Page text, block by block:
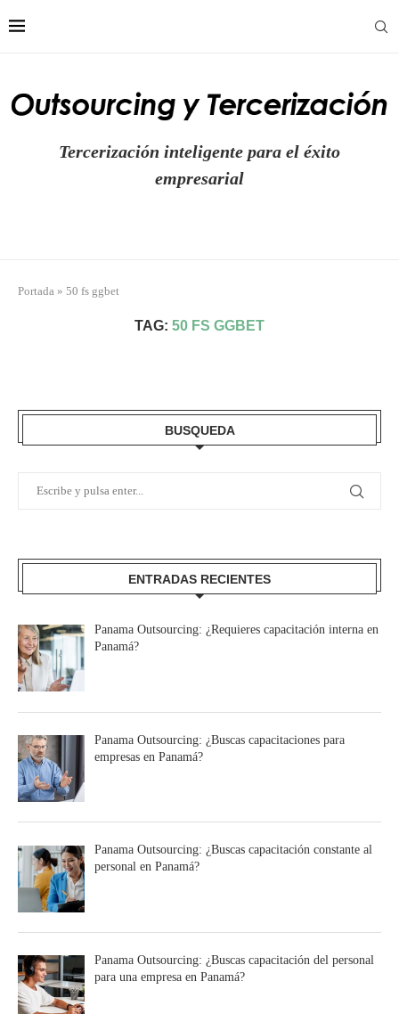
Tercerización inteligente para el éxito
empresarial
Portada » 50 fs ggbet
TAG: 50 FS GGBET
BUSQUEDA
ENTRADAS RECIENTES
Panama Outsourcing: ¿Requieres capacitación interna en
Panamá?
Panama Outsourcing: ¿Buscas capacitaciones para
empresas en Panamá?
Panama Outsourcing: ¿Buscas capacitación constante al
personal en Panamá?
Panama Outsourcing: ¿Buscas capacitación del personal
para una empresa en Panamá?